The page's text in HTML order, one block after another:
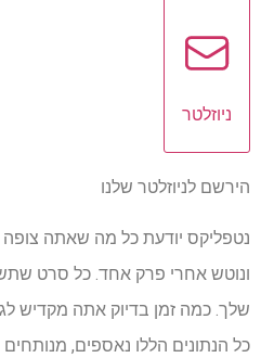
ניוזלטר
הירשם לניוזלטר שלנו
נטפליקס יודעת כל מה שאתה
ונוטש אחרי פרק אחד. כל סרט
שלך. כמה זמן בדיוק אתה מקדיש
כל הנתונים הללו נאספים,